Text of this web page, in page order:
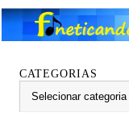
CATEGORIAS